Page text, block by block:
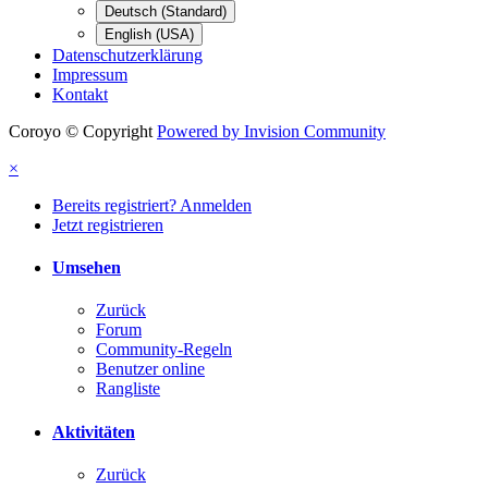
Deutsch (Standard)
English (USA)
Datenschutzerklärung
Impressum
Kontakt
Coroyo © Copyright Powered by Invision Community
×
Bereits registriert? Anmelden
Jetzt registrieren
Umsehen
Zurück
Forum
Community-Regeln
Benutzer online
Rangliste
Aktivitäten
Zurück